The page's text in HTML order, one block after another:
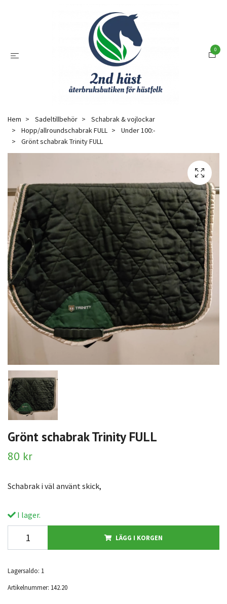
0
Hem Sadeltillbehör
Schabrak & vojlockar
Hopp/allroundschabrak FULL
Under 100:-
Grönt schabrak Trinity FULL
Grönt schabrak Trinity FULL
80 kr
Schabrak i väl använt skick,
I lager.
LÄGG I KORGEN
Lagersaldo: 1
Artikelnummer: 142.20